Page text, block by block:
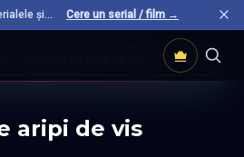
și
încă pe site.
Cere un serial / film →
aripi de vis